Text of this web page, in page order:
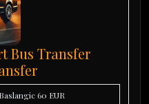
Bus Transfer
Baslangic 60 EUR